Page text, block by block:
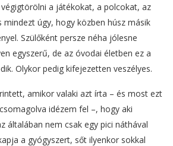
a játékokat, a polcokat, az
mindezt úgy, hogy közben húsz másik
Szülőként persze néha jólesne
egyszerű, de az óvodai életben ez a
Olykor pedig kifejezetten veszélyes.
amikor valaki azt írta – és most ezt
idézem fel –, hogy aki
általában nem csak egy pici náthával
a gyógyszert, sőt ilyenkor sokkal